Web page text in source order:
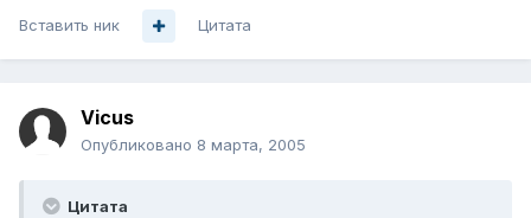
Вставить ник Цитата
Vicus
Опубликовано 8 марта, 2005
Цитата